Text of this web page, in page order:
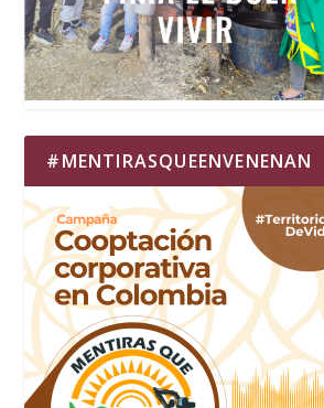
#MENTIRASQUEENVENENAN